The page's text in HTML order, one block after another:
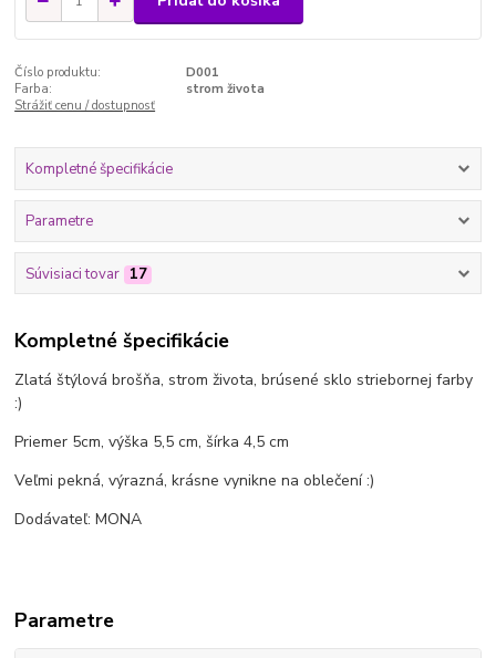
Číslo produktu:
D001
Farba:
strom života
Strážiť cenu / dostupnosť
Kompletné špecifikácie
Parametre
Súvisiaci tovar 17
Kompletné špecifikácie
Zlatá štýlová brošňa, strom života, brúsené sklo striebornej farby
:)
Priemer 5cm, výška 5,5 cm, šírka 4,5 cm
Veľmi pekná, výrazná, krásne vynikne na oblečení :)
Dodávateľ: MONA
Parametre